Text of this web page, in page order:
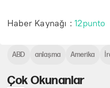
Haber Kaynağı :12punto
Çok Okunanlar
ABD anlaşma Amerika